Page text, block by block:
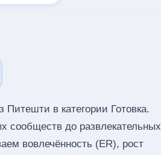
в категории Готовка.
сообществ до развлекательных
вовлечённость (ER), рост